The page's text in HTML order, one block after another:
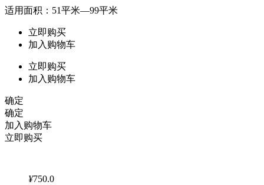
适用面积：51平米—99平米
立即购买
加入购物车
立即购买
加入购物车
确定
确定
加入购物车
立即购买
¥750.0